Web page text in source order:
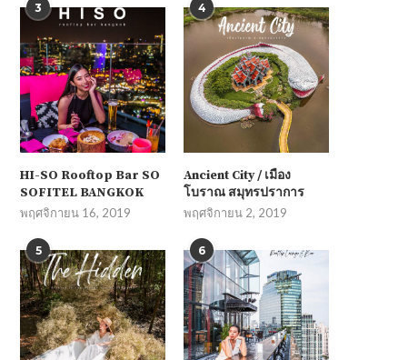
3
HI-SO Rooftop Bar SO
SOFITEL BANGKOK
พฤศจิกายน 16, 2019
4
Ancient City / เมือง
โบราณ สมุทรปราการ
พฤศจิกายน 2, 2019
5 6